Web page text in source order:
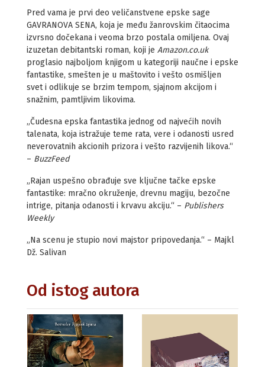
Pred vama je prvi deo veličanstvene epske sage
GAVRANOVA SENA, koja je među žanrovskim čitaocima
izvrsno dočekana i veoma brzo postala omiljena. Ovaj
izuzetan debitantski roman, koji je Amazon.co.uk
proglasio najboljom knjigom u kategoriji naučne i epske
fantastike, smešten je u maštovito i vešto osmišljen
svet i odlikuje se brzim tempom, sjajnom akcijom i
snažnim, pamtljivim likovima.
„Čudesna epska fantastika jednog od najvećih novih
talenata, koja istražuje teme rata, vere i odanosti usred
neverovatnih akcionih prizora i vešto razvijenih likova.“
– BuzzFeed
„Rajan uspešno obrađuje sve ključne tačke epske
fantastike: mračno okruženje, drevnu magiju, bezočne
intrige, pitanja odanosti i krvavu akciju.“ – Publishers
Weekly
„Na scenu je stupio novi majstor pripovedanja.“ – Majkl
Dž. Salivan
Od istog autora